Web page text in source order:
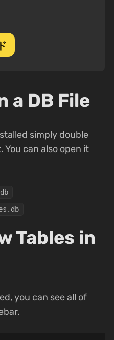
a DB File
simply double
You can also open it
Tables in
you can see all of